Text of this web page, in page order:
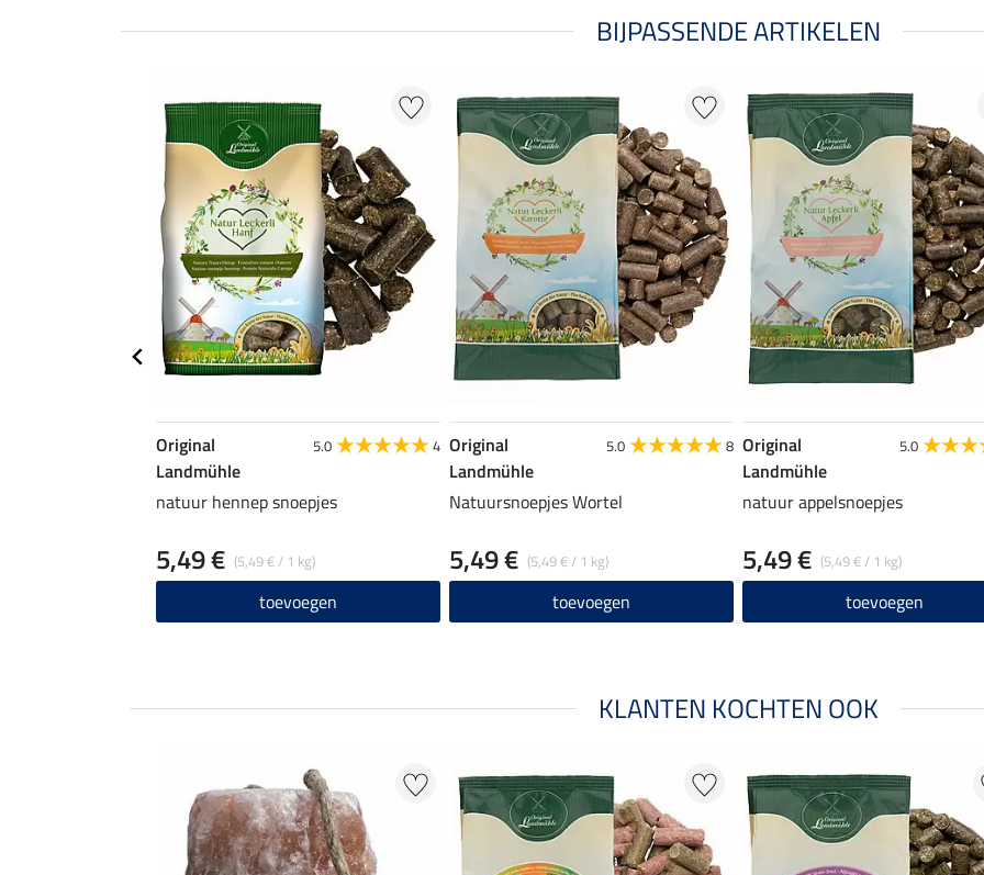
BIJPASSENDE ARTIKELEN
Original
Landmühle
5.0 4
natuur hennep snoepjes
(5,49 € / 1 kg)
5,49 €
toevoegen
Original
Landmühle
5.0 8
Natuursnoepjes Wortel
(5,49 € / 1 kg)
5,49 €
toevoegen
Original
Landmühle
5.0
natuur appelsnoepjes
(5,49 € / 1 kg)
5,49 €
toevoegen
KLANTEN KOCHTEN OOK